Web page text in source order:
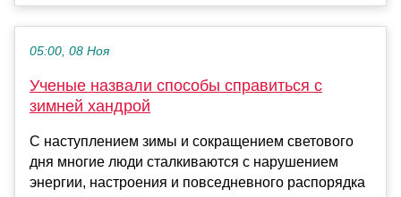
05:00, 08 Ноя
Ученые назвали способы справиться с
зимней хандрой
С наступлением зимы и сокращением светового
дня многие люди сталкиваются с нарушением
энергии, настроения и повседневного распорядка